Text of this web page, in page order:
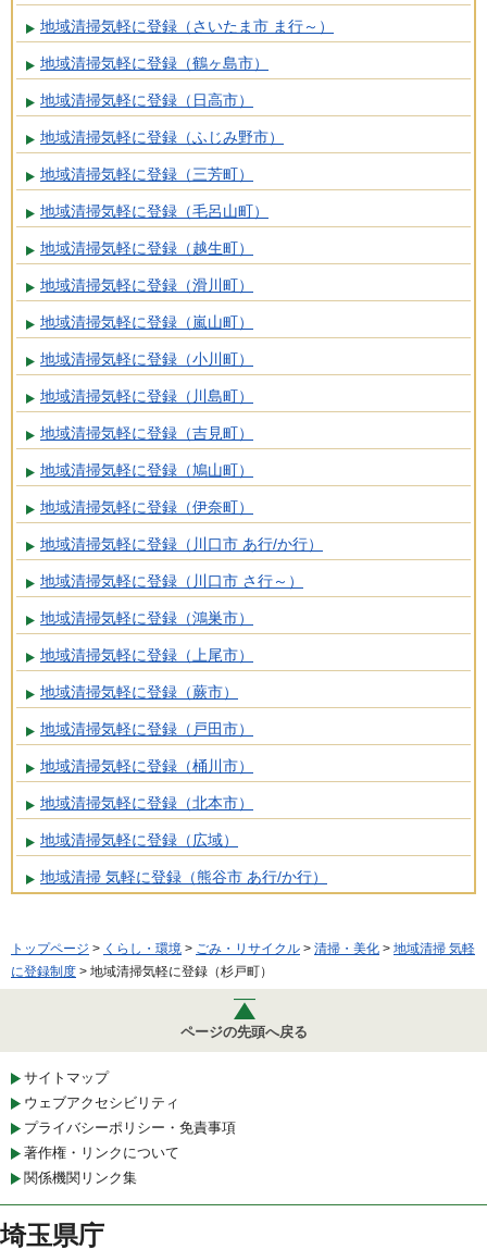
地域清掃気軽に登録（さいたま市 ま行～）
地域清掃気軽に登録（鶴ヶ島市）
地域清掃気軽に登録（日高市）
地域清掃気軽に登録（ふじみ野市）
地域清掃気軽に登録（三芳町）
地域清掃気軽に登録（毛呂山町）
地域清掃気軽に登録（越生町）
地域清掃気軽に登録（滑川町）
地域清掃気軽に登録（嵐山町）
地域清掃気軽に登録（小川町）
地域清掃気軽に登録（川島町）
地域清掃気軽に登録（吉見町）
地域清掃気軽に登録（鳩山町）
地域清掃気軽に登録（伊奈町）
地域清掃気軽に登録（川口市 あ行/か行）
地域清掃気軽に登録（川口市 さ行～）
地域清掃気軽に登録（鴻巣市）
地域清掃気軽に登録（上尾市）
地域清掃気軽に登録（蕨市）
地域清掃気軽に登録（戸田市）
地域清掃気軽に登録（桶川市）
地域清掃気軽に登録（北本市）
地域清掃気軽に登録（広域）
地域清掃 気軽に登録（熊谷市 あ行/か行）
トップページ > くらし・環境 > ごみ・リサイクル > 清掃・美化 > 地域清掃 気軽
に登録制度 > 地域清掃気軽に登録（杉戸町）
ページの先頭へ戻る
サイトマップ
ウェブアクセシビリティ
プライバシーポリシー・免責事項
著作権・リンクについて
関係機関リンク集
埼玉県庁